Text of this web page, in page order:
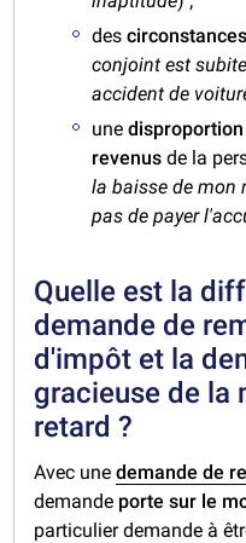
des
conjoint est
accident de
une disproportion
revenusde la
la baisse de mon
pas de payer
Quelle est la
demande de
d'impôt et la
gracieuse de la
retard ?
Avec unedemande de
demande porte sur le
particulier demande à